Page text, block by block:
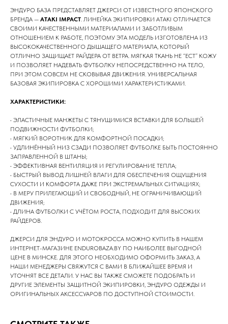
ЭНДУРО БАЗА ПРЕДСТАВЛЯЕТ ДЖЕРСИ ОТ ИЗВЕСТНОГО ЯПОНСКОГО
БРЕНДА — ATAKI IMPACT. ЛИНЕЙКА ЭКИПИРОВКИ ATAKI ОТЛИЧАЕТСЯ
СВОИМИ КАЧЕСТВЕННЫМИ МАТЕРИАЛАМИ И ЗАБОТЛИВЫМ
ОТНОШЕНИЕМ К РАБОТЕ, ПОЭТОМУ ЭТА МОДЕЛЬ ИЗГОТОВЛЕНА ИЗ
ВЫСОКОКАЧЕСТВЕННОГО ДЫШАЩЕГО МАТЕРИАЛА, КОТОРЫЙ
ОТЛИЧНО ЗАЩИЩАЕТ РАЙДЕРА ОТ ВЕТРА. МЯГКАЯ ТКАНЬ НЕ “ЕСТ” КОЖУ
И ПОЗВОЛЯЕТ НАДЕВАТЬ ФУТБОЛКУ НЕПОСРЕДСТВЕННО НА ТЕЛО,
ПРИ ЭТОМ СОВСЕМ НЕ СКОВЫВАЯ ДВИЖЕНИЯ. УНИВЕРСАЛЬНАЯ
БАЗОВАЯ ЭКИПИРОВКА С ХОРОШИМИ ХАРАКТЕРИСТИКАМИ.
ХАРАКТЕРИСТИКИ:
• ЭЛАСТИЧНЫЕ МАНЖЕТЫ С ТЯНУЩИМИСЯ ВСТАВКИ ДЛЯ БОЛЬШЕЙ
ПОДВИЖНОСТИ ФУТБОЛКИ;
• МЯГКИЙ ВОРОТНИК ДЛЯ КОМФОРТНОЙ ПОСАДКИ;
• УДЛИНЁННЫЙ НИЗ СЗАДИ ПОЗВОЛЯЕТ ФУТБОЛКЕ БЫТЬ ПОСТОЯННО
ЗАПРАВЛЕННОЙ В ШТАНЫ;
• ЭФФЕКТИВНАЯ ВЕНТИЛЯЦИЯ И РЕГУЛИРОВАНИЕ ТЕПЛА;
• БЫСТРЫЙ ВЫВОД ЛИШНЕЙ ВЛАГИ ДЛЯ ОБЕСПЕЧЕНИЯ ОЩУЩЕНИЯ
СУХОСТИ И КОМФОРТА ДАЖЕ ПРИ ЭКСТРЕМАЛЬНЫХ СИТУАЦИЯХ;
• В МЕРУ ПРИЛЕГАЮЩИЙ И СВОБОДНЫЙ, НЕ ОГРАНИЧИВАЮЩИЙ
ДВИЖЕНИЯ;
• ДЛИНА ФУТБОЛКИ С УЧЁТОМ РОСТА, ПОДХОДИТ ДЛЯ ВЫСОКИХ
РАЙДЕРОВ.
ДЖЕРСИ ДЛЯ ЭНДУРО И МОТОКРОССА МОЖНО КУПИТЬ В НАШЕМ
ИНТЕРНЕТ-МАГАЗИНЕ ENDUROBAZA.BY ПО НАИБОЛЕЕ ВЫГОДНОЙ
ЦЕНЕ В МИНСКЕ. ДЛЯ ЭТОГО НЕОБХОДИМО ОФОРМИТЬ ЗАКАЗ, А
НАШИ МЕНЕДЖЕРЫ СВЯЖУТСЯ С ВАМИ В БЛИЖАЙШЕЕ ВРЕМЯ И
УТОЧНЯТ ВСЕ ДЕТАЛИ. У НАС ВЫ ТАКЖЕ СМОЖЕТЕ ПОДОБРАТЬ И
ДРУГИЕ ЭЛЕМЕНТЫ ЗАЩИТНОЙ ЭКИПИРОВКИ, ЭНДУРО ОДЕЖДЫ И
ОРИГИНАЛЬНЫХ АКСЕССУАРОВ ПО ДОСТУПНОЙ СТОИМОСТИ.